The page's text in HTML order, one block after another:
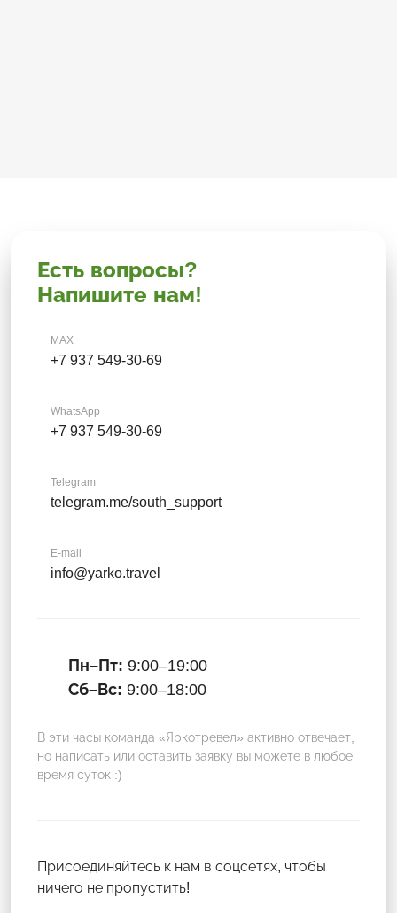
Есть вопросы?
Напишите нам!
MAX
+7 937 549-30-69
WhatsApp
+7 937 549-30-69
Telegram
telegram.me/south_support
E-mail
info@yarko.travel
Пн–Пт: 9:00–19:00
Сб–Вс: 9:00–18:00
В эти часы команда «Яркотревел» активно отвечает,
но написать или оставить заявку вы можете в любое
время суток :)
Присоединяйтесь к нам в соцсетях, чтобы
ничего не пропустить!